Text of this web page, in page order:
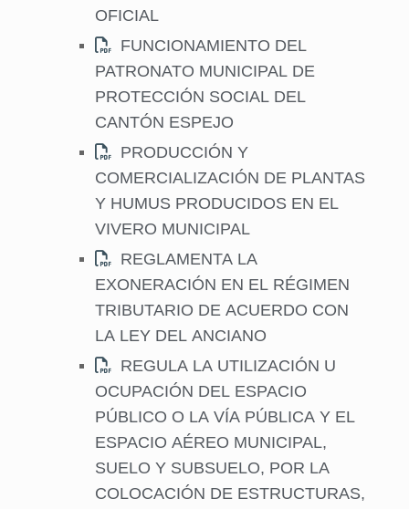
OFICIAL
FUNCIONAMIENTO DEL
PATRONATO MUNICIPAL DE
PROTECCIÓN SOCIAL DEL
CANTÓN ESPEJO
PRODUCCIÓN Y
COMERCIALIZACIÓN DE PLANTAS
Y HUMUS PRODUCIDOS EN EL
VIVERO MUNICIPAL
REGLAMENTA LA
EXONERACIÓN EN EL RÉGIMEN
TRIBUTARIO DE ACUERDO CON
LA LEY DEL ANCIANO
REGULA LA UTILIZACIÓN U
OCUPACIÓN DEL ESPACIO
PÚBLICO O LA VÍA PÚBLICA Y EL
ESPACIO AÉREO MUNICIPAL,
SUELO Y SUBSUELO, POR LA
COLOCACIÓN DE ESTRUCTURAS,